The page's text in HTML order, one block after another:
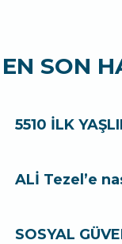
EN SON
5510 İLK
ALİ Tezel’e
SOSYAL